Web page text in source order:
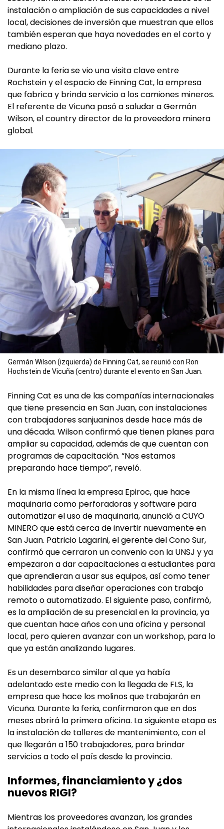
instalación o ampliación de sus capacidades a nivel
local, decisiones de inversión que muestran que ellos
también esperan que haya novedades en el corto y
mediano plazo.
Durante la feria se vio una visita clave entre
Rochstein y el espacio de Finning Cat, la empresa
que fabrica y brinda servicio a los camiones mineros.
El referente de Vicuña pasó a saludar a Germán
Wilson, el country director de la proveedora minera
global.
Germán Wilson (izquierda) de Finning Cat, se reunió con Ron
Hochstein de Vicuña (centro) durante el evento en San Juan.
Finning Cat es una de las compañías internacionales
que tiene presencia en San Juan, con instalaciones
con trabajadores sanjuaninos desde hace más de
una década. Wilson confirmó que tienen planes para
ampliar su capacidad, además de que cuentan con
programas de capacitación. “Nos estamos
preparando hace tiempo”, reveló.
En la misma línea la empresa Epiroc, que hace
maquinaria como perforadoras y software para
automatizar el uso de maquinaria, anunció a CUYO
MINERO que está cerca de invertir nuevamente en
San Juan. Patricio Lagarini, el gerente del Cono Sur,
confirmó que cerraron un convenio con la UNSJ y ya
empezaron a dar capacitaciones a estudiantes para
que aprendieran a usar sus equipos, así como tener
habilidades para diseñar operaciones con trabajo
remoto o automatizado. El siguiente paso, confirmó,
es la ampliación de su presencial en la provincia, ya
que cuentan hace años con una oficina y personal
local, pero quieren avanzar con un workshop, para lo
que ya están analizando lugares.
Es un desembarco similar al que ya había
adelantado este medio con la llegada de FLS, la
empresa que hace los molinos que trabajarán en
Vicuña. Durante la feria, confirmaron que en dos
meses abrirá la primera oficina. La siguiente etapa es
la instalación de talleres de mantenimiento, con el
que llegarán a 150 trabajadores, para brindar
servicios a todo el país desde la provincia.
Informes, financiamiento y ¿dos
nuevos RIGI?
Mientras los proveedores avanzan, los grandes